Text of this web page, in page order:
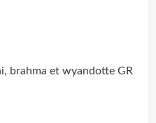
brahma et wyandotte GR